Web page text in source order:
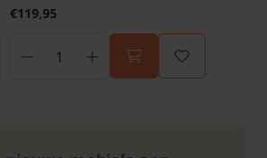
€119,95